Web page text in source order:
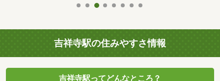
吉祥寺駅の住みやすさ情報
吉祥寺駅ってどんなところ？